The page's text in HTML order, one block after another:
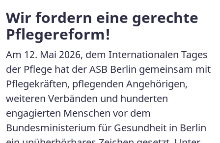
Wir fordern eine gerechte
Pflegereform!
Am 12. Mai 2026, dem Internationalen Tages
der Pflege hat der ASB Berlin gemeinsam mit
Pflegekräften, pflegenden Angehörigen,
weiteren Verbänden und hunderten
engagierten Menschen vor dem
Bundesministerium für Gesundheit in Berlin